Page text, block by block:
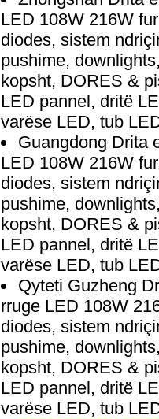
LED 108W 216W
diodes, sistem
pushime,
kopsht, DORES &
LED pannel, dritë
varëse LED, tub
Guangdong Drita
LED 108W 216W
diodes, sistem
pushime,
kopsht, DORES &
LED pannel, dritë
varëse LED, tub
Qyteti Guzheng
rruge LED 108W
diodes, sistem
pushime,
kopsht, DORES &
LED pannel, dritë
varëse LED, tub